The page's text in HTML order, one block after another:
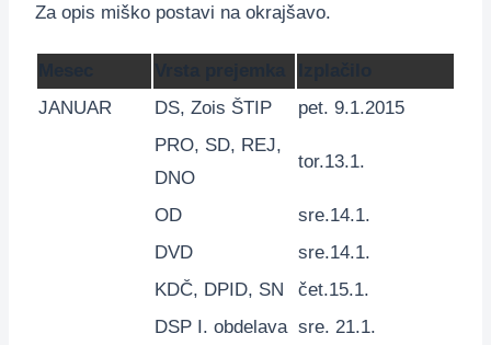
Za opis miško postavi na okrajšavo.
JANUAR
DS, Zois ŠTIP
pet. 9.1.2015
PRO, SD, REJ,
DNO
tor.13.1.
OD
sre.14.1.
DVD
sre.14.1.
KDČ, DPID, SN
čet.15.1.
DSP I. obdelava sre. 21.1.